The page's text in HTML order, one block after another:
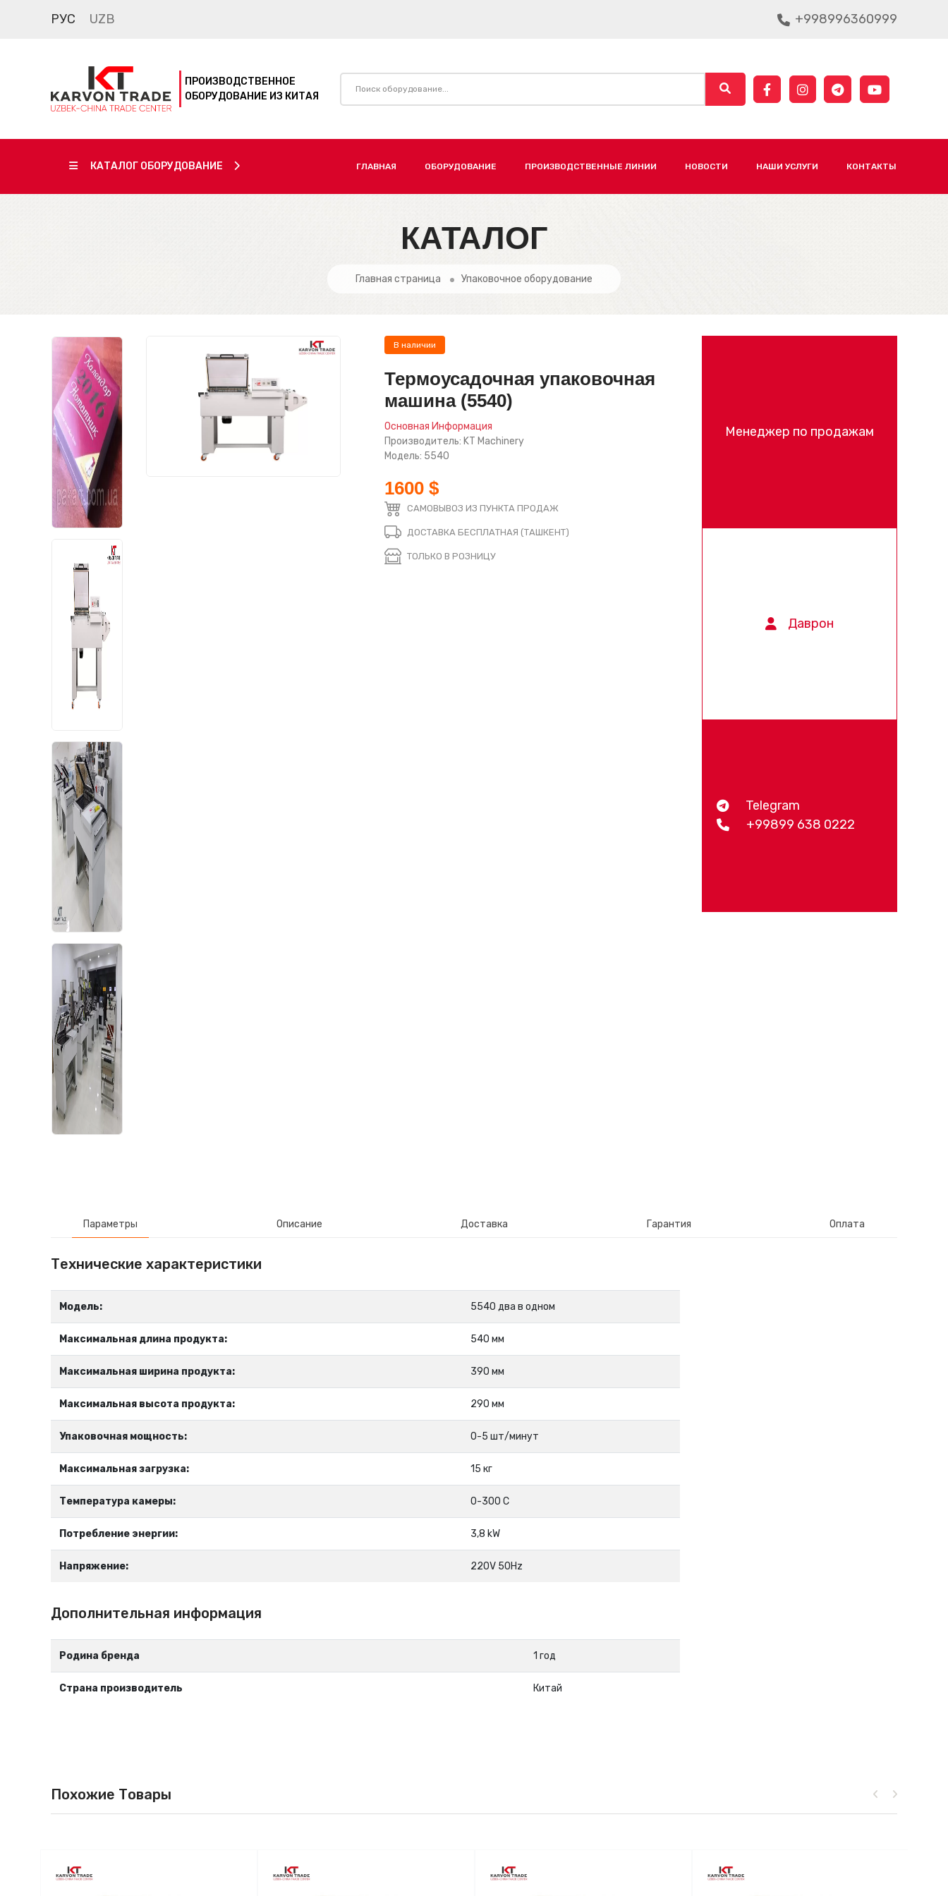
РУС UZB +998996360999
ПРОИЗВОДСТВЕННОЕ
ОБОРУДОВАНИЕ ИЗ КИТАЯ
КАТАЛОГ ОБОРУДОВАНИЕ ГЛАВНАЯ ОБОРУДОВАНИЕ ПРОИЗВОДСТВЕННЫЕ ЛИНИИ НОВОСТИ НАШИ УСЛУГИ КОНТАКТЫ
КАТАЛОГ
Главная страница Упаковочное оборудование
В наличии
Термоусадочная упаковочная
машина (5540)
Основная Информация
Производитель: KT Machinery
Модель: 5540
1600 $
САМОВЫВОЗ ИЗ ПУНКТА ПРОДАЖ
ДОСТАВКА БЕСПЛАТНАЯ (ТАШКЕНТ)
ТОЛЬКО В РОЗНИЦУ
Менеджер по продажам
Даврон
Telegram
+99899 638 0222
Параметры Описание Доставка Гарантия Оплата
Технические характеристики
Модель: 5540 два в одном
Максимальная длина продукта: 540 мм
Максимальная ширина продукта: 390 мм
Максимальная высота продукта: 290 мм
Упаковочная мощность: 0-5 шт/минут
Максимальная загрузка: 15 кг
Температура камеры: 0-300 С
Потребление энергии: 3,8 kW
Напряжение: 220V 50Hz
Дополнительная информация
Родина бренда 1 год
Страна производитель Китай
Похожие Товары